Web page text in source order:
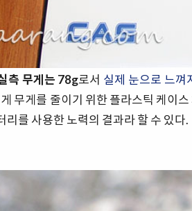
측 무게는 78g로서 실제 눈으로 느껴
무게를 줄이기 위한 플라스틱 케이
리를 사용한 노력의 결과라 할 수 있다.